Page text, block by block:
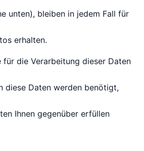
unten), bleiben in jedem Fall für
erhalten.
für die Verarbeitung dieser Daten
diese Daten werden benötigt,
Ihnen gegenüber erfüllen